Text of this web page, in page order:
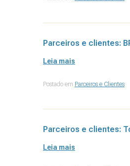
Parceiros e clientes:
Leia mais
Postado em Parceiros e Clientes
Parceiros e clientes:
Leia mais